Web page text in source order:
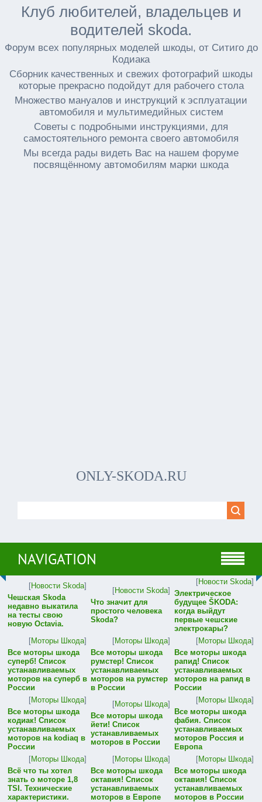
Клуб любителей, владельцев и
водителей skoda.
Форум всех популярных моделей шкоды, от Ситиго до
Кодиака
Сборник качественных и свежих фотографий шкоды
которые прекрасно подойдут для рабочего стола
Множество мануалов и инструкций к эсплуатации
автомобиля и мультимедийных систем
Советы с подробными инструкциями, для
самостоятельного ремонта своего автомобиля
Мы всегда рады видеть Вас на нашем форуме
посвящённому автомобилям марки шкода
ONLY-SKODA.RU
NAVIGATION
[Новости Skoda]
Чешская Skoda
недавно выкатила
на тесты свою
новую Octavia.
[Новости Skoda]
Что значит для
простого человека
Skoda?
[Новости Skoda]
Электрическое
будущее ŠKODA:
когда выйдут
первые чешские
электрокары?
[Моторы Шкода]
Все моторы шкода
суперб! Список
устанавливаемых
моторов на суперб в
России
[Моторы Шкода]
Все моторы шкода
румстер! Список
устанавливаемых
моторов на румстер
в России
[Моторы Шкода]
Все моторы шкода
рапид! Список
устанавливаемых
моторов на рапид в
России
[Моторы Шкода]
Все моторы шкода
кодиак! Список
устанавливаемых
моторов на kodiaq в
России
[Моторы Шкода]
Все моторы шкода
йети! Список
устанавливаемых
моторов в России
[Моторы Шкода]
Все моторы шкода
фабия. Список
устанавливаемых
моторов Россия и
Европа
[Моторы Шкода]
Всё что ты хотел
знать о моторе 1,8
TSI. Технические
характеристики.
[Моторы Шкода]
Все моторы шкода
октавия! Список
устанавливаемых
моторов в Европе
[Моторы Шкода]
Все моторы шкода
октавия! Список
устанавливаемых
моторов в России